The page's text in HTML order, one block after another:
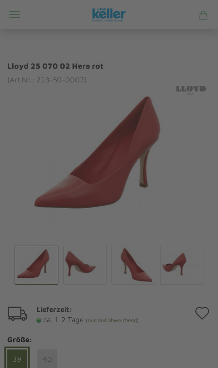
Lloyd 25 070 02 Hera rot
(Art.Nr.: 223-50-0007)
Lieferzeit:
ca. 1-2 Tage (Ausland abweichend)
Größe:
39 40